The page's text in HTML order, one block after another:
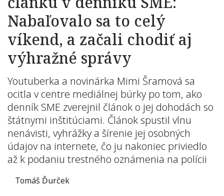
Nabaľovalo sa to celý
víkend, a začali chodiť aj
výhražné správy
Youtuberka a novinárka Mimi Šramová sa
ocitla v centre mediálnej búrky po tom, ako
denník SME zverejnil článok o jej dohodách so
štátnymi inštitúciami. Článok spustil vlnu
nenávisti, vyhrážky a šírenie jej osobných
údajov na internete, čo ju nakoniec priviedlo
až k podaniu trestného oznámenia na polícii
Tomáš Ďurček